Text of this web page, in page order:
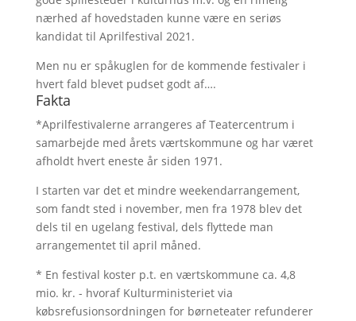
nærhed af hovedstaden kunne være en seriøs
kandidat til Aprilfestival 2021.
Men nu er spåkuglen for de kommende festivaler i
hvert fald blevet pudset godt af….
Fakta
*Aprilfestivalerne arrangeres af Teatercentrum i
samarbejde med årets værtskommune og har været
afholdt hvert eneste år siden 1971.
I starten var det et mindre weekendarrangement,
som fandt sted i november, men fra 1978 blev det
dels til en ugelang festival, dels flyttede man
arrangementet til april måned.
* En festival koster p.t. en værtskommune ca. 4,8
mio. kr. - hvoraf Kulturministeriet via
købsrefusionsordningen for børneteater refunderer